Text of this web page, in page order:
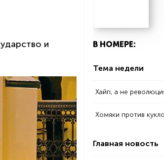
и
В НОМЕРЕ:
Тема недели
Хайп, а не
Хомяки против
Главная новость